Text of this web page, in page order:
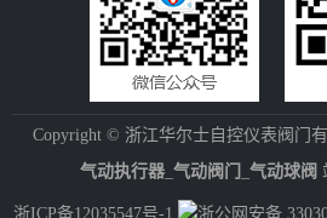
Copyright © 浙江华尔士自控仪表阀门
气动执行器 气动阀门 气动球阀